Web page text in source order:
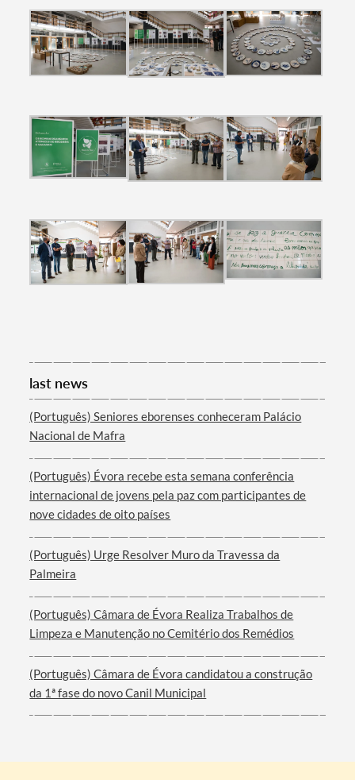
Filters
last news
(Português) Seniores eborenses conheceram Palácio
Nacional de Mafra
(Português) Évora recebe esta semana conferência
internacional de jovens pela paz com participantes de
nove cidades de oito países
(Português) Urge Resolver Muro da Travessa da
Palmeira
(Português) Câmara de Évora Realiza Trabalhos de
Limpeza e Manutenção no Cemitério dos Remédios
(Português) Câmara de Évora candidatou a construção
da 1ª fase do novo Canil Municipal